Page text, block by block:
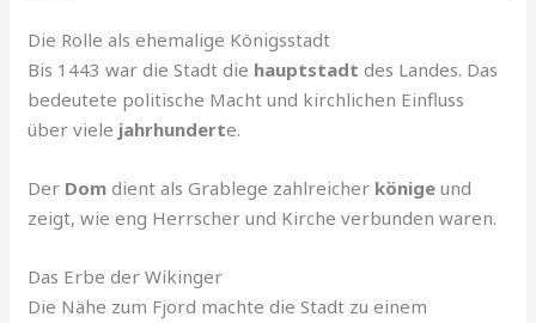
Die Rolle als ehemalige Königsstadt
Bis 1443 war die Stadt die hauptstadt des Landes. Das
bedeutete politische Macht und kirchlichen Einfluss
über viele jahrhunderte.
Der Dom dient als Grablege zahlreicher könige und
zeigt, wie eng Herrscher und Kirche verbunden waren.
Das Erbe der Wikinger
Die Nähe zum Fjord machte die Stadt zu einem